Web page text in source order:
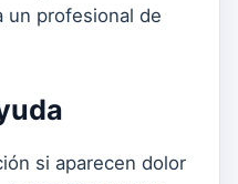
un profesional de
si aparecen dolor